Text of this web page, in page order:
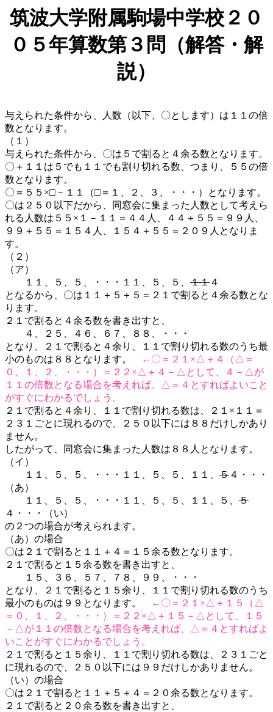
筑波大学附属駒場中学校２０
０５年算数第３問（解答・解
説）
与えられた条件から、人数（以下、〇とします）は１１の倍
数となります。
（１）
与えられた条件から、〇は５で割ると４余る数となります。
〇＋１１は５でも１１でも割り切れる数、つまり、５５の倍
数となります。
〇＝５５×□－１１（□＝１、２、３、・・・）となります。
〇は２５０以下だから、同窓会に集まった人数として考えら
れる人数は５５×１－１１＝４４人、４４＋５５＝９９人、
９９＋５５＝１５４人、１５４＋５５＝２０９人となりま
す。
（２）
（ア）
１１、５、５、・・・１１、５、５、 １１４
となるから、〇は１１＋５＋５＝２１で割ると４余る数とな
ります。
２１で割ると４余る数を書き出すと、
４、２５、４６、６７、８８、・・・
となり、２１で割ると４余り、１１で割り切れる数のうち最
小のものは８８となります。
←〇＝２１×△＋４（△＝
０、１、２、・・・）＝２２×△＋４－△として、４－△が
１１の倍数となる場合を考えれば、△＝４とすればよいこと
がすぐにわかるでしょう。
２１で割ると４余り、１１で割り切れる数は、２１×１１＝
２３１ごとに現れるので、２５０以下には８８だけしかあり
ません。
したがって、同窓会に集まった人数は８８人となります。
（イ）
１１、５、５、・・・１１、５、５、１１、 ５４・・・
（あ）
１１、５、５、・・・１１、５、５、１１、５、 ５
４・・・（い）
の２つの場合が考えられます。
（あ）の場合
〇は２１で割ると１１＋４＝１５余る数となります。
２１で割ると１５余る数を書き出すと、
１５、３６、５７、７８、９９、・・・
となり、２１で割ると１５余り、１１で割り切れる数のうち
最小のものは９９となります。
←〇＝２１×△＋１５（△
＝０、１、２、・・・）＝２２×△＋１５－△として、１５
－△が１１の倍数となる場合を考えれば、△＝４とすればよ
いことがすぐにわかるでしょう。
２１で割ると１５余り、１１で割り切れる数は、２３１ごと
に現れるので、２５０以下には９９だけしかありません。
（い）の場合
〇は２１で割ると１１＋５＋４＝２０余る数となります。
２１で割ると２０余る数を書き出すと、